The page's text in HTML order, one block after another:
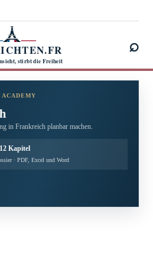
stirbt die Freiheit
⌕
ACADEMY
in Frankreich planbar machen.
Kapitel
· PDF, Excel und Word